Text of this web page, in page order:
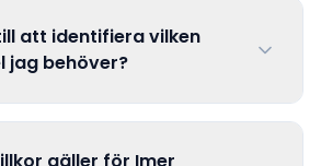
att identifiera vilken
jag behöver?